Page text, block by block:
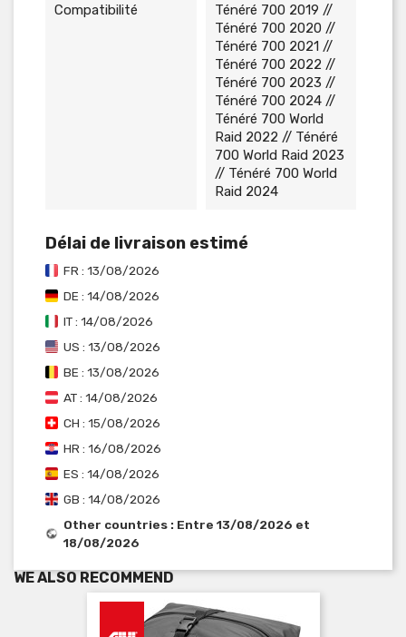
Compatibilité
Ténéré 700 2019 //
Ténéré 700 2020 //
Ténéré 700 2021 //
Ténéré 700 2022 //
Ténéré 700 2023 //
Ténéré 700 2024 //
Ténéré 700 World
Raid 2022 // Ténéré
700 World Raid 2023
// Ténéré 700 World
Raid 2024
Délai de livraison estimé
FR : 13/08/2026
DE : 14/08/2026
IT : 14/08/2026
US : 13/08/2026
BE : 13/08/2026
AT : 14/08/2026
CH : 15/08/2026
HR : 16/08/2026
ES : 14/08/2026
GB : 14/08/2026
Other countries : Entre 13/08/2026 et
18/08/2026
WE ALSO RECOMMEND